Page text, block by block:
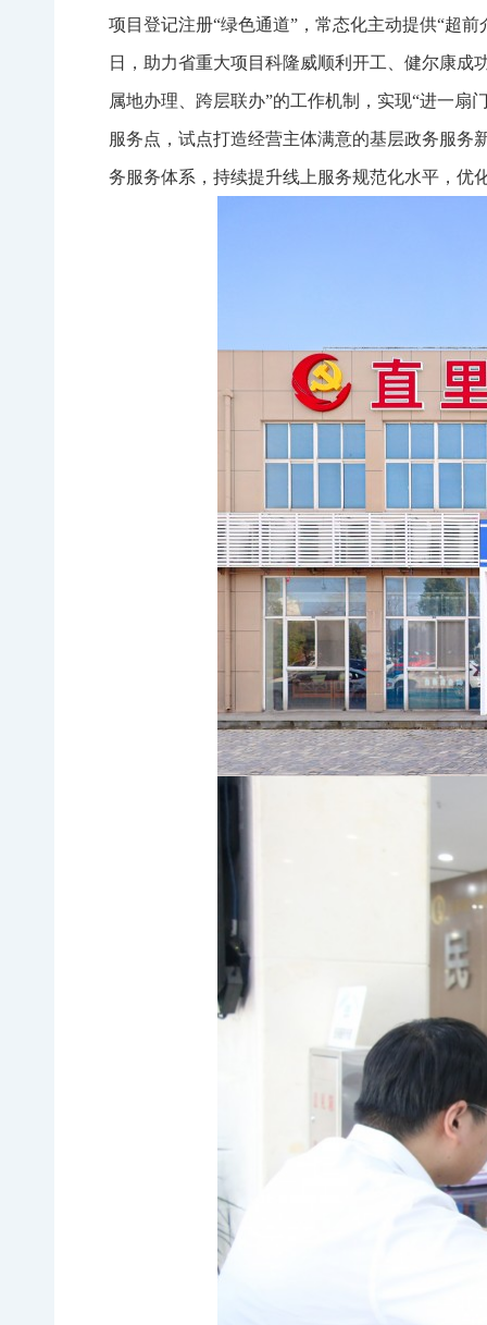
项目登记注册“绿色通道”，常态化主动提供“超
日，助力省重大项目科隆威顺利开工、健尔康成
属地办理、跨层联办”的工作机制，实现“进一扇
服务点，试点打造经营主体满意的基层政务服务
务服务体系，持续提升线上服务规范化水平，优